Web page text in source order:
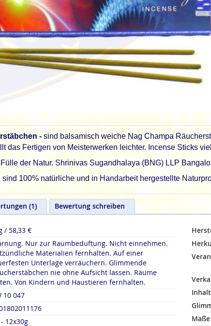
- sind balsamisch weiche Nag Champa
das Fertigen von Meisterwerken leichter. Incense Sticks
der Natur. Shrinivas Sugandhalaya (BNG) LLP
100% natürliche und in Handarbeit hergestellte
/ 58,33 €
Nur zur Raumbeduftung. Nicht einnehmen.
Materialien fernhalten. Auf einer
Unterlage verräuchern. Glimmende
nie ohne Aufsicht lassen. Räume
Von Kindern und Haustieren fernhalten.
10 047
- 12x30g
Inhalt
Maße
1 Bewertung schreiben